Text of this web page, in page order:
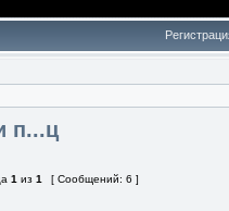
п...ц
1 из 1 [ Сообщений: 6 ]